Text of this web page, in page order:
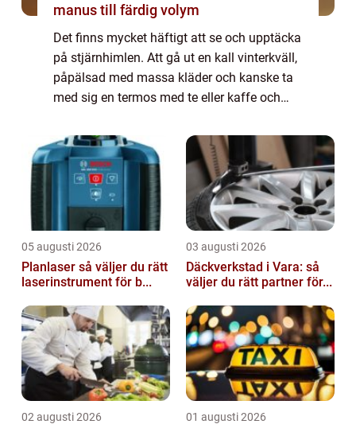
manus till färdig volym
Det finns mycket häftigt att se och upptäcka
på stjärnhimlen. Att gå ut en kall vinterkväll,
påpälsad med massa kläder och kanske ta
med sig en termos med te eller kaffe och
05 augusti 2026
Planlaser så väljer du rätt
laserinstrument för b...
03 augusti 2026
Däckverkstad i Vara: så
väljer du rätt partner för...
02 augusti 2026 01 augusti 2026